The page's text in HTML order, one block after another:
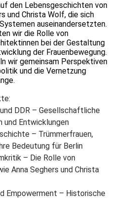
den Lebensgeschichten von
und Christa Wolf, die sich
auseinandersetzten.
wir die Rolle von
bei der Gestaltung
der Frauenbewegung.
wir gemeinsam Perspektiven
und die Vernetzung
und DDR – Gesellschaftliche
und Entwicklungen
– Trümmerfrauen,
Bedeutung für Berlin
– Die Rolle von
Anna Seghers und Christa
Empowerment – Historische